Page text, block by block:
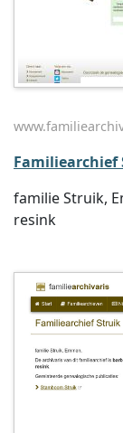
Familiearchief
familie Struik,
resink